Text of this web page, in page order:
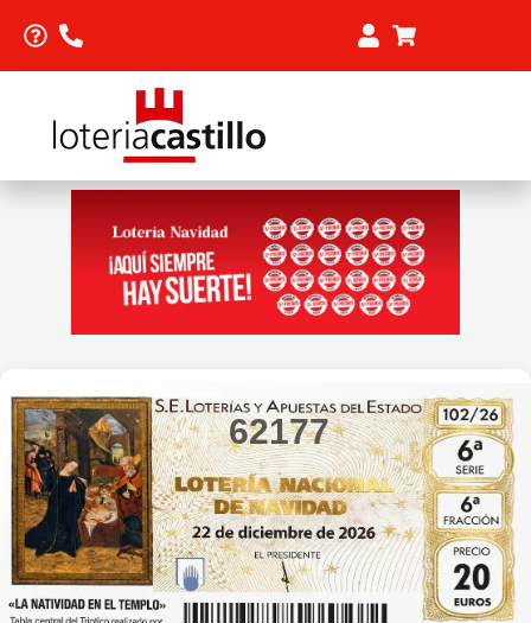
62177